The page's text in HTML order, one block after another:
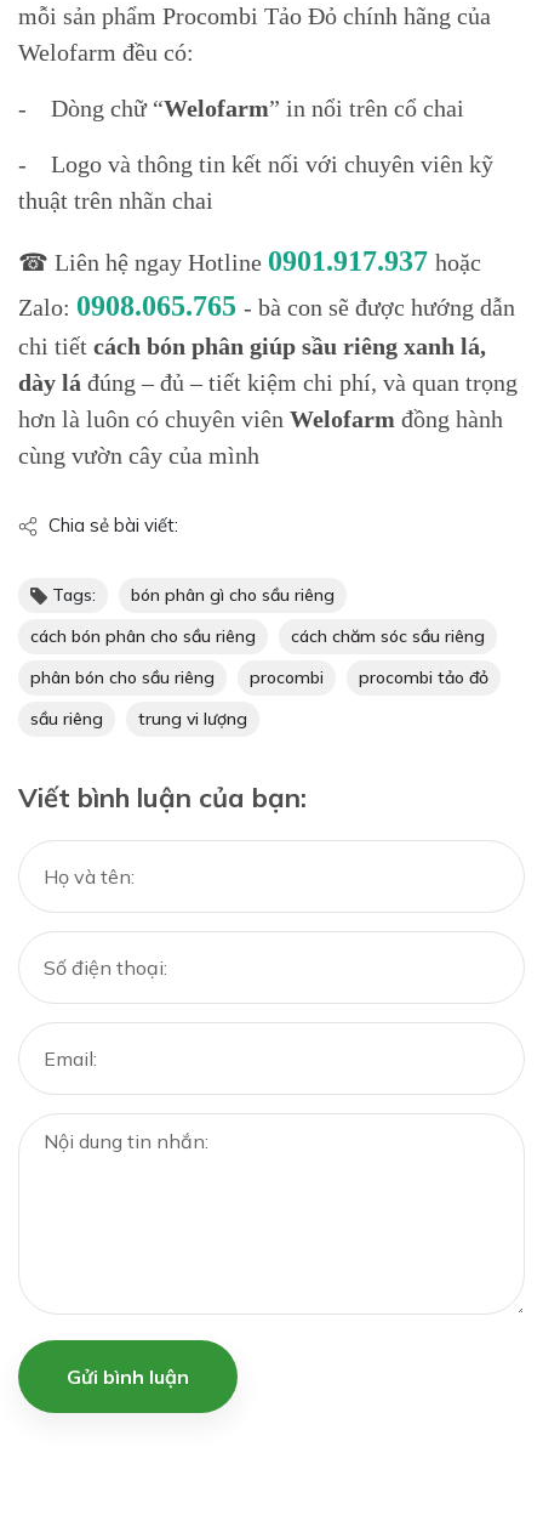
mỗi sản phẩm Procombi Tảo Đỏ chính hãng của
Welofarm đều có:
- Dòng chữ “Welofarm” in nổi trên cổ chai
- Logo và thông tin kết nối với chuyên viên kỹ
thuật trên nhãn chai
☎ Liên hệ ngay Hotline 0901.917.937 hoặc
Zalo: 0908.065.765 - bà con sẽ được hướng dẫn
chi tiết cách bón phân giúp sầu riêng xanh lá,
dày lá đúng – đủ – tiết kiệm chi phí, và quan trọng
hơn là luôn có chuyên viên Welofarm đồng hành
cùng vườn cây của mình
Chia sẻ bài viết:
Tags:
bón phân gì cho sầu riêng
cách bón phân cho sầu riêng
cách chăm sóc sầu riêng
phân bón cho sầu riêng
procombi
procombi tảo đỏ
sầu riêng
trung vi lượng
Viết bình luận của bạn:
Gửi bình luận